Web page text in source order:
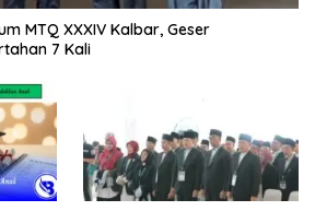
MTQ XXXIV Kalbar, Geser
7 Kali